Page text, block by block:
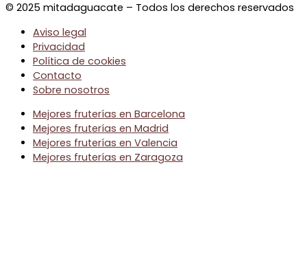
© 2025 mitadaguacate – Todos los derechos reservados
Aviso legal
Privacidad
Política de cookies
Contacto
Sobre nosotros
Mejores fruterías en Barcelona
Mejores fruterías en Madrid
Mejores fruterías en Valencia
Mejores fruterías en Zaragoza